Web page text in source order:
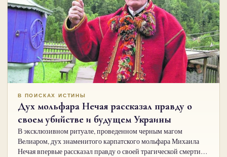
В ПОИСКАХ ИСТИНЫ
Дух мольфара Нечая рассказал правду о
своем убийстве и будущем Украины
В эксклюзивном ритуале, проведенном черным магом
Велиаром, дух знаменитого карпатского мольфара Михаила
Нечая впервые рассказал правду о своей трагической смерти…